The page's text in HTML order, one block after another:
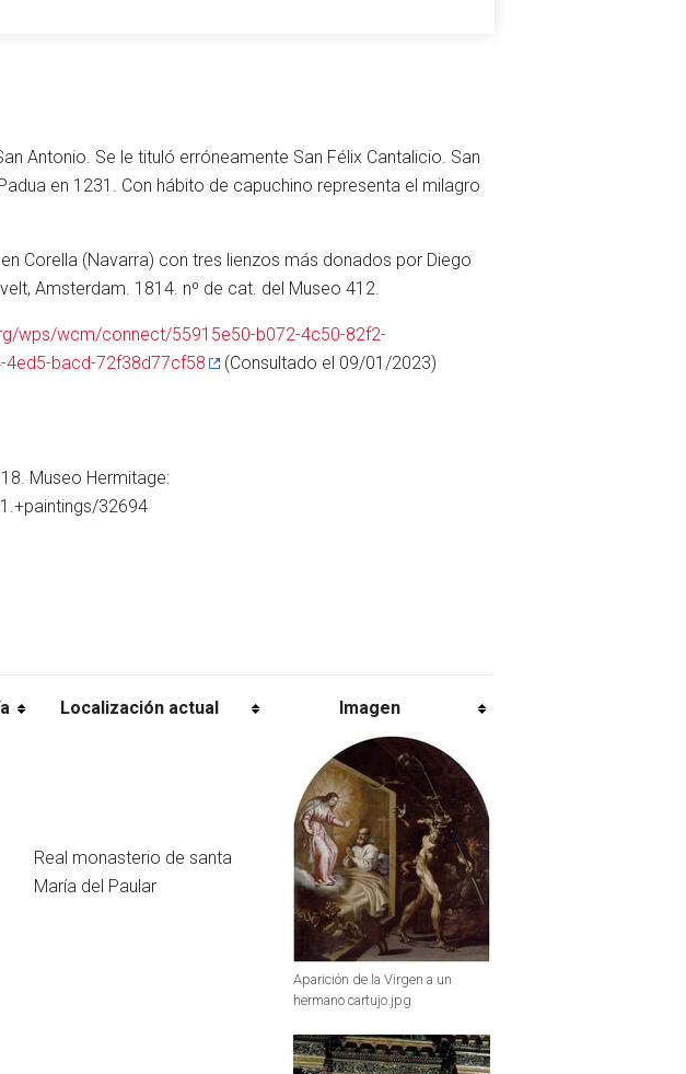
Antonio. Se le tituló erróneamente San Félix Cantalicio. San
en 1231. Con hábito de capuchino representa el milagro
Corella (Navarra) con tres lienzos más donados por Diego
Amsterdam. 1814. nº de cat. del Museo 412.
wps/wcm/connect/55915e50-b072-4c50-82f2-
4ed5-bacd-72f38d77cf58
(Consultado el 09/01/2023)
Museo Hermitage:
32694
Localización actual Imagen
Real monasterio de santa
María del Paular
Aparición de la Virgen a un
hermano cartujo.jpg